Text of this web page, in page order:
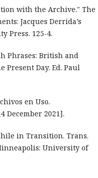
with the Archive." The
Jacques Derrida’s
Press. 125-4.
Phrases: British and
Day. Ed. Paul
en Uso.
December 2021].
in Transition. Trans.
University of